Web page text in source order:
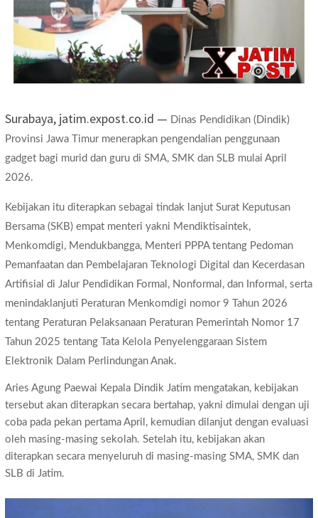
Surabaya, jatim.expost.co.id —
Dinas Pendidikan (Dindik)
Provinsi Jawa Timur menerapkan pengendalian penggunaan
gadget bagi murid dan guru di SMA, SMK dan SLB mulai April
2026.
Kebijakan itu diterapkan sebagai tindak lanjut Surat Keputusan
Bersama (SKB) empat menteri yakni Mendiktisaintek,
Menkomdigi, Mendukbangga, Menteri PPPA tentang Pedoman
Pemanfaatan dan Pembelajaran Teknologi Digital dan Kecerdasan
Artifisial di Jalur Pendidikan Formal, Nonformal, dan Informal, serta
menindaklanjuti Peraturan Menkomdigi nomor 9 Tahun 2026
tentang Peraturan Pelaksanaan Peraturan Pemerintah Nomor 17
Tahun 2025 tentang Tata Kelola Penyelenggaraan Sistem
Elektronik Dalam Perlindungan Anak.
Aries Agung Paewai Kepala Dindik Jatim mengatakan, kebijakan
tersebut akan diterapkan secara bertahap, yakni dimulai dengan uji
coba pada pekan pertama April, kemudian dilanjut dengan evaluasi
oleh masing-masing sekolah. Setelah itu, kebijakan akan
diterapkan secara menyeluruh di masing-masing SMA, SMK dan
SLB di Jatim.